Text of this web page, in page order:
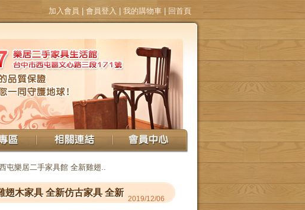
加入會員 會員登入 我的購物車 回首頁
屯樂居二手家具館 全新雞翅..
翅木家具 全新仿古家具 全新
2019/12/06